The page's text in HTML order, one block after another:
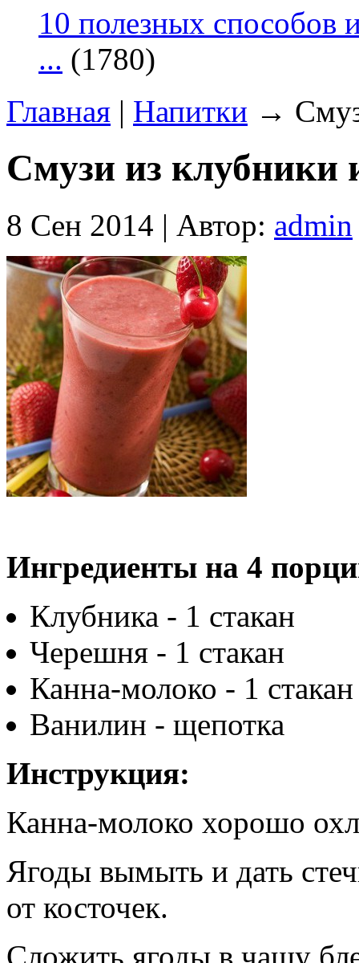
10 полезных способов
... (1780)
Главная | Напитки →
Смузи из клубники
8 Сен 2014 | Автор: admin
Ингредиенты на 4
Клубника - 1 стакан
Черешня - 1 стакан
Канна-молоко - 1 стакан
Ванилин - щепотка
Инструкция:
Канна-молоко хорошо
Ягоды вымыть и дать
от косточек.
Сложить ягоды в чашу